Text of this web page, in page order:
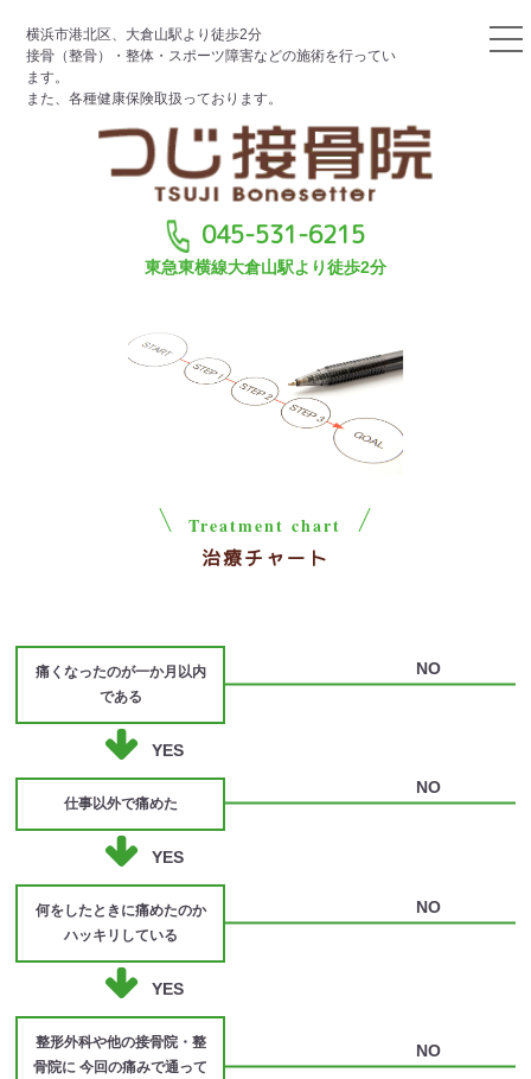
横浜市港北区、大倉山駅より徒歩2分
接骨（整骨）・整体・スポーツ障害などの施術を行ってい
ます。
また、各種健康保険取扱っております。
045-531-6215
東急東横線大倉山駅より徒歩2分
Treatment chart
治療チャート
痛くなったのが一か月以内
である
YES
NO
仕事以外で痛めた
YES
NO
何をしたときに痛めたのか
ハッキリしている
YES
NO
整形外科や他の接骨院・整
骨院に 今回の痛みで通って
NO